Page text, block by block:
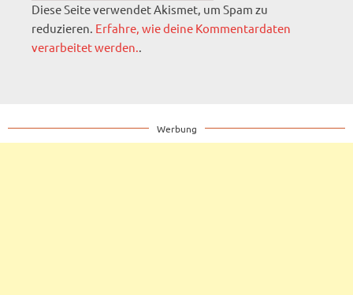
Diese Seite verwendet Akismet, um Spam zu
reduzieren. Erfahre, wie deine Kommentardaten
verarbeitet werden..
Werbung